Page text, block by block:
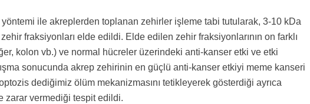
yöntemi ile akreplerden toplanan zehirler işleme tabi tutularak, 3-10 kDa
fraksiyonları elde edildi. Elde edilen zehir fraksiyonlarının on farklı
kolon vb.) ve normal hücreler üzerindeki anti-kanser etki ve etki
sonucunda akrep zehirinin en güçlü anti-kanser etkiyi meme kanseri
dediğimiz ölüm mekanizmasını tetikleyerek gösterdiği ayrıca
zarar vermediği tespit edildi.